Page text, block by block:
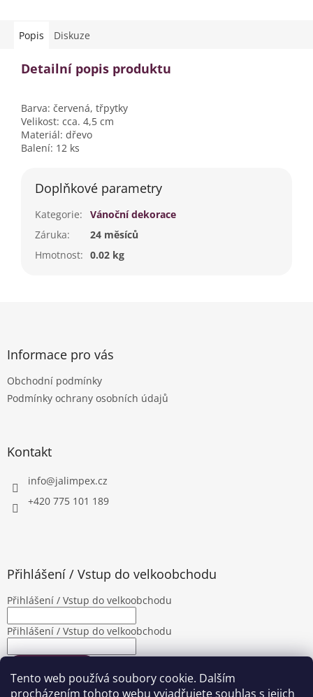
Tento web používá soubory cookie. Dalším
procházením tohoto webu vyjadřujete souhlas s jejich
Popis Diskuze
Detailní popis produktu
Barva: červená, třpytky
Velikost: cca. 4,5 cm
Materiál: dřevo
Balení: 12 ks
Doplňkové parametry
Kategorie:
Vánoční dekorace
Záruka:
24 měsíců
Hmotnost: 0.02 kg
Informace pro vás
Obchodní podmínky
Podmínky ochrany osobních údajů
Kontakt
info@jalimpex.cz
+420 775 101 189
Přihlášení / Vstup do velkoobchodu
Přihlášení / Vstup do velkoobchodu
Přihlášení / Vstup do velkoobchodu
Nová registrace Zapomenuté heslo